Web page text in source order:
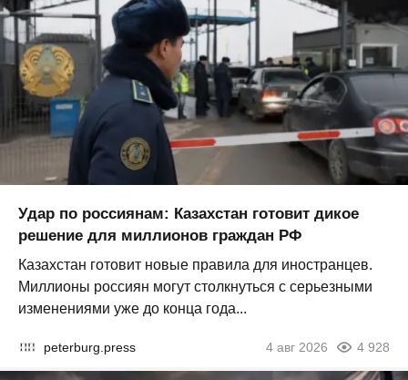
Удар по россиянам: Казахстан готовит дикое
решение для миллионов граждан РФ
Казахстан готовит новые правила для иностранцев.
Миллионы россиян могут столкнуться с серьезными
изменениями уже до конца года...
peterburg.press 4 авг 2026 4 928